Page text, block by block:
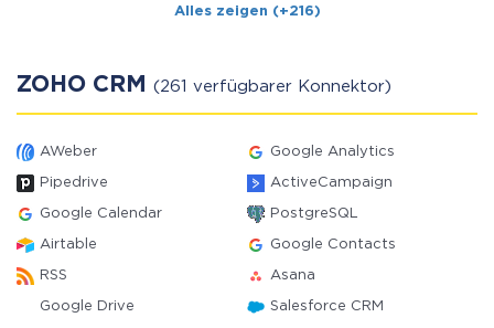
Alles zeigen (+216)
ZOHO CRM (261 verfügbarer Konnektor)
AWeber Google Analytics
Pipedrive ActiveCampaign
Google Calendar PostgreSQL
Airtable Google Contacts
RSS Asana
Google Drive Salesforce CRM